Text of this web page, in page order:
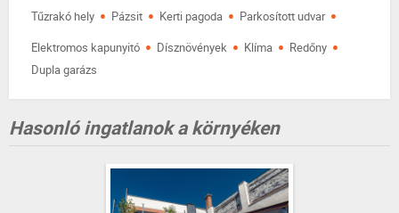
Tűzrakó hely · Pázsit · Kerti pagoda · Parkosított udvar ·
Elektromos kapunyitó · Dísznövények · Klíma · Redőny ·
Dupla garázs
Hasonló ingatlanok a környéken